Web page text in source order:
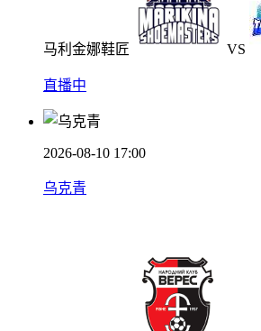
马利金娜鞋匠 VS
直播中
2026-08-10 17:00
乌克青